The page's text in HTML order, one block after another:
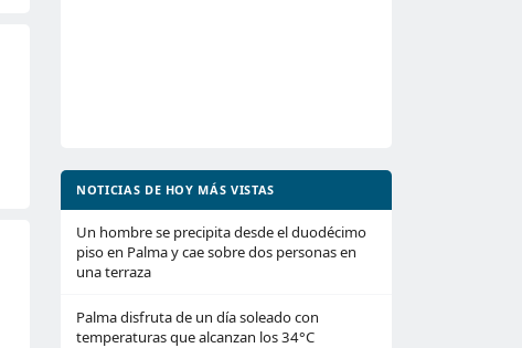
NOTICIAS DE HOY MÁS VISTAS
Un hombre se precipita desde el duodécimo
piso en Palma y cae sobre dos personas en
una terraza
Palma disfruta de un día soleado con
temperaturas que alcanzan los 34°C